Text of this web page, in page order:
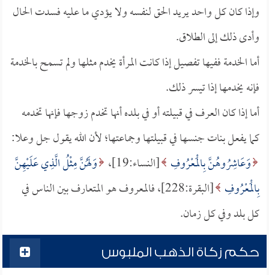
وإذا كان كل واحد يريد الحق لنفسه ولا يؤدي ما عليه فسدت الحال
وأدى ذلك إلى الطلاق.
أما الخدمة ففيها تفصيل إذا كانت المرأة يخدم مثلها ولم تسمح بالخدمة
فإنه يخدمها إذا تيسر ذلك.
أما إذا كان العرف في قبيلته أو في بلده أنها تخدم زوجها فإنها تخدمه
كما يفعل بنات جنسها في قبيلتها وجماعتها؛ لأن الله يقول جل وعلا:
وَعَاشِرُوهُنَّ بِالْمَعْرُوفِ [النساء:19]،
وَلَهُنَّ مِثْلُ الَّذِي عَلَيْهِنَّ
بِالْمَعْرُوفِ
[البقرة:228]، فالمعروف هو المتعارف بين الناس في
كل بلد وفي كل زمان.
حكم زكاة الذهب الملبوس